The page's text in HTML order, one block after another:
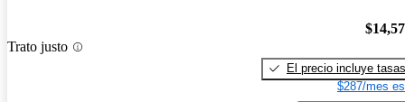
Trato justo
El precio incluye tasas
$287/mes